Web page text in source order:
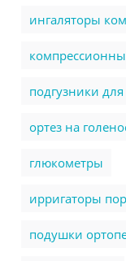
ингаляторы
подгузники
ортез на
глюкометры
ирригаторы
подушки